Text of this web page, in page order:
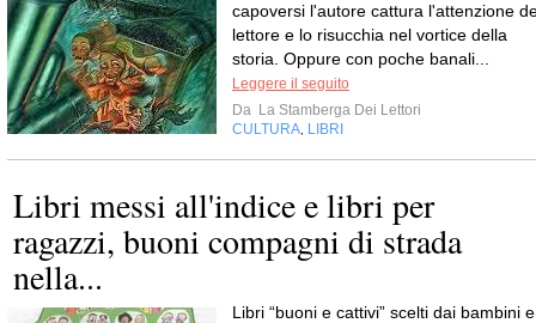
capoversi l'autore cattura l'attenzione
lettore e lo risucchia nel vortice della
storia. Oppure con poche banali...
Leggere il seguito
Da La Stamberga Dei Lettori
CULTURA LIBRI
Libri messi all'indice e libri per
ragazzi, buoni compagni di strada
nella...
Libri “buoni e cattivi” scelti dai bambini e